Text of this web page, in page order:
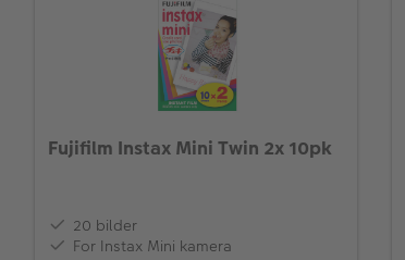
Fujifilm Instax Mini Twin 2x 10pk
20 bilder
For Instax Mini kamera